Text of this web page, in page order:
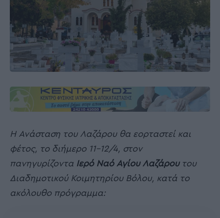
Η Ανάσταση του Λαζάρου θα εορταστεί και
φέτος, το διήμερο 11-12/4, στον
πανηγυρίζοντα Ιερό Ναό Αγίου Λαζάρουτου
Διαδημοτικού Κοιμητηρίου Βόλου, κατά το
ακόλουθο πρόγραμμα: